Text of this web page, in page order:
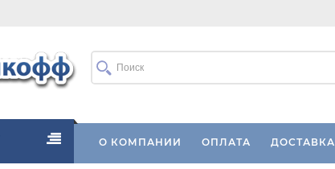
О КОМПАНИИ ОПЛАТА ДОСТАВКА